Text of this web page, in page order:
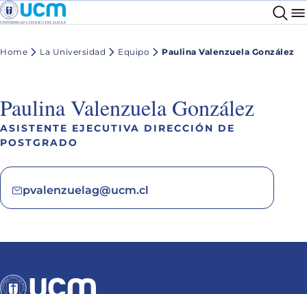
Home La Universidad Equipo Paulina Valenzuela González
Paulina Valenzuela González
ASISTENTE EJECUTIVA DIRECCIÓN DE
POSTGRADO
pvalenzuelag@ucm.cl